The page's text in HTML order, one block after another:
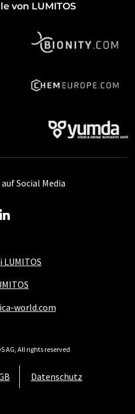
von LUMITOS
LUMITOS
world.com
Datenschutz
Social Media
AG, All rights reserved